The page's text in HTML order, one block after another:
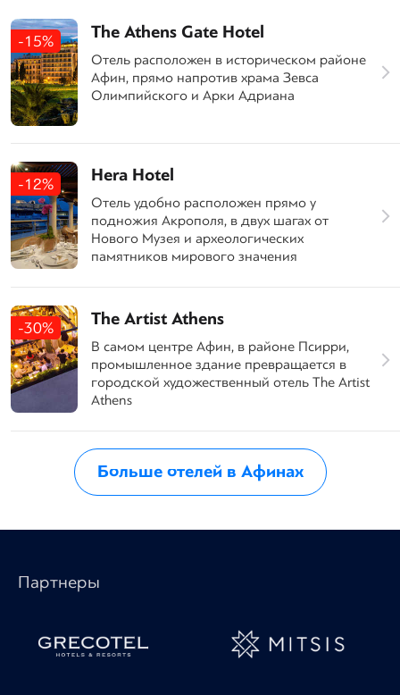
-15% The Athens Gate Hotel
Отель расположен в историческом районе
Афин, прямо напротив храма Зевса
Олимпийского и Арки Адриана
-12% Hera Hotel
Отель удобно расположен прямо у
подножия Акрополя, в двух шагах от
Нового Музея и археологических
памятников мирового значения
-30% The Artist Athens
В самом центре Афин, в районе Псирри,
промышленное здание превращается в
городской художественный отель The Artist
Athens
Больше отелей в Афинах
Партнеры